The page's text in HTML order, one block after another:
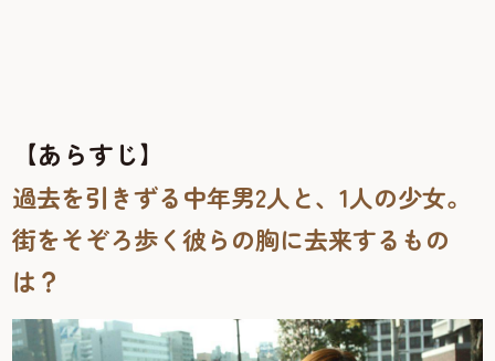
【あらすじ】
過去を引きずる中年男2人と、1人の少女。
街をそぞろ歩く彼らの胸に去来するもの
は？